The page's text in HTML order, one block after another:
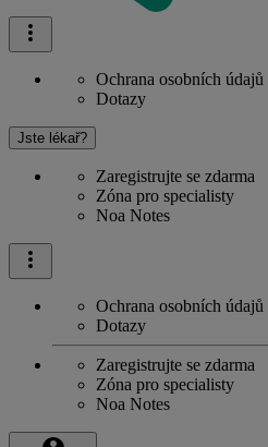
Ochrana osobních údajů
Dotazy
Jste lékař?
Zaregistrujte se zdarma
Zóna pro specialisty
Noa Notes
Ochrana osobních údajů
Dotazy
Zaregistrujte se zdarma
Zóna pro specialisty
Noa Notes